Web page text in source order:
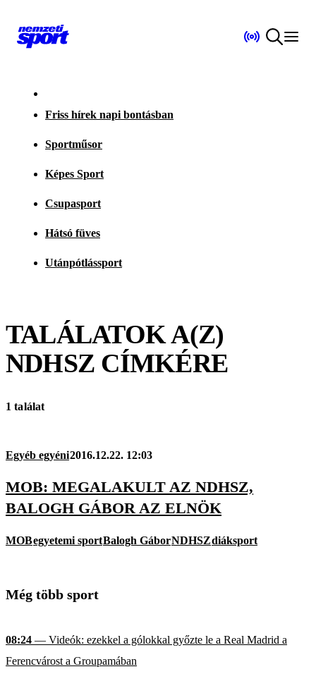
Friss hírek napi bontásban
Sportműsor
Képes Sport
Csupasport
Hátsó füves
Utánpótlássport
TALÁLATOK A(Z)
NDHSZ CÍMKÉRE
1 találat
Egyéb egyéni2016.12.22. 12:03
MOB: MEGALAKULT AZ NDHSZ,
BALOGH GÁBOR AZ ELNÖK
MOBegyetemi sportBalogh GáborNDHSZdiáksport
Még több sport
08:24 — Videók: ezekkel a gólokkal győzte le a Real Madrid a
Ferencvárost a Groupamában